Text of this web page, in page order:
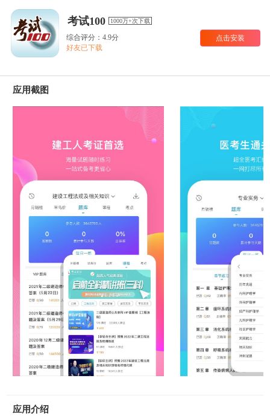
考试100 1000万+次下载
综合评分：4.9分
好友已下载
点击安装
应用截图
应用介绍